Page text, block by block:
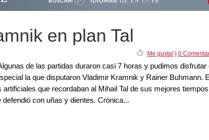
en plan Tal
Me gusta!| 0
de las partidas duraron casi 7 horas y pudimos disfrutar
la que disputaron Vladimir Kramnik y Rainer Buhmann.
que recordaban al Mihail Tal de sus mejores
con uñas y dientes. Crónica...